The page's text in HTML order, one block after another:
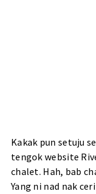
Kakak pun setuju
tengok website
chalet. Hah, bab
Yang ni nad nak